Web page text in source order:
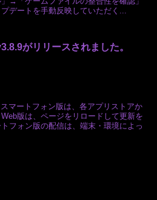
デートを手動反映していただく...
がリリースされました。
マートフォン版は、各アプリストアか
版は、ページをリロードして更新を
フォン版の配信は、端末・環境によっ